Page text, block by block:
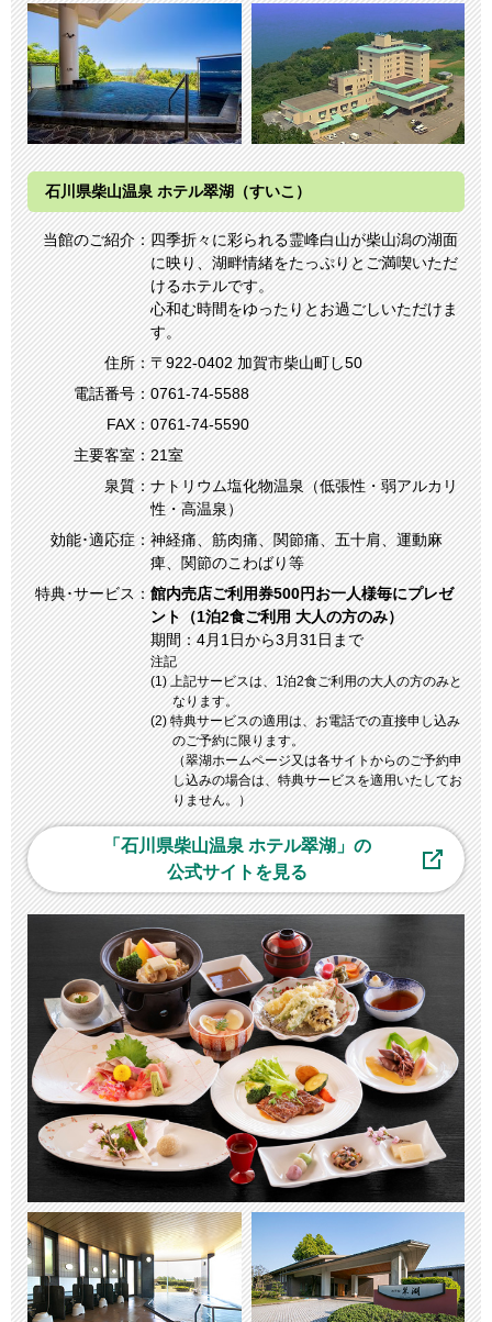
石川県柴山温泉 ホテル翠湖（すいこ）
当館のご紹介：四季折々に彩られる霊峰白山が柴山潟の湖面
に映り、湖畔情緒をたっぷりとご満喫いただ
けるホテルです。
心和む時間をゆったりとお過ごしいただけま
す。
住所：〒922-0402 加賀市柴山町し50
電話番号：0761-74-5588
FAX：0761-74-5590
主要客室：21室
泉質：ナトリウム塩化物温泉（低張性・弱アルカリ
性・高温泉）
効能･適応症：神経痛、筋肉痛、関節痛、五十肩、運動麻
痺、関節のこわばり等
特典･サービス：館内売店ご利用券500円お一人様毎にプレゼ
ント（1泊2食ご利用 大人の方のみ）
期間：4月1日から3月31日まで
注記
(1) 上記サービスは、1泊2食ご利用の大人の方のみと
なります。
(2) 特典サービスの適用は、お電話での直接申し込み
のご予約に限ります。
（翠湖ホームページ又は各サイトからのご予約申
し込みの場合は、特典サービスを適用いたしてお
りません。）
「石川県柴山温泉 ホテル翠湖」の
公式サイトを見る